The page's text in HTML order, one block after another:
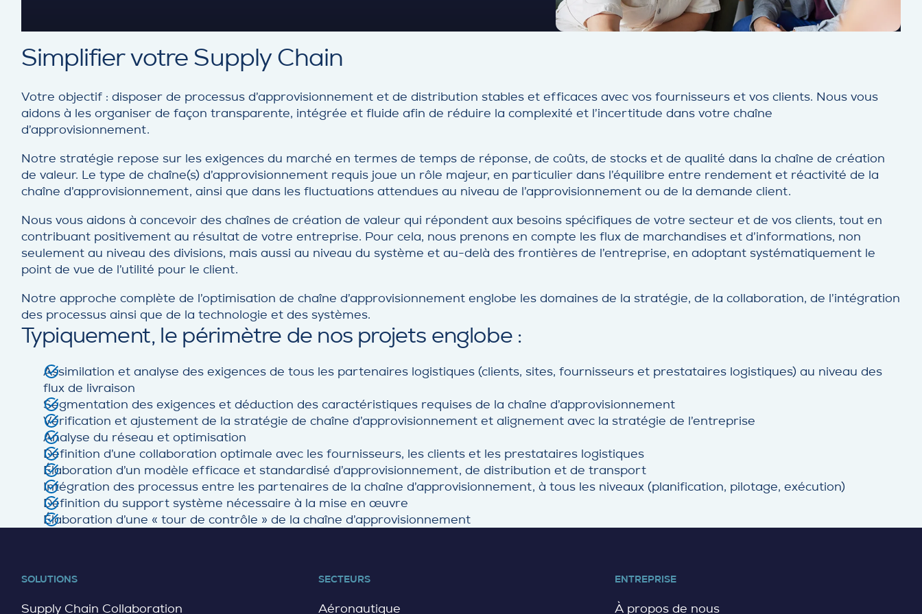
Simplifier votre Supply Chain
Votre objectif : disposer de processus d’approvisionnement et de distribution stables et efficaces avec vos fournisseurs et vos clients. Nous vous
aidons à les organiser de façon transparente, intégrée et fluide afin de réduire la complexité et l’incertitude dans votre chaîne
d’approvisionnement.
Notre stratégie repose sur les exigences du marché en termes de temps de réponse, de coûts, de stocks et de qualité dans la chaîne de création
de valeur. Le type de chaîne(s) d’approvisionnement requis joue un rôle majeur, en particulier dans l’équilibre entre rendement et réactivité de la
chaîne d’approvisionnement, ainsi que dans les fluctuations attendues au niveau de l’approvisionnement ou de la demande client.
Nous vous aidons à concevoir des chaînes de création de valeur qui répondent aux besoins spécifiques de votre secteur et de vos clients, tout en
contribuant positivement au résultat de votre entreprise. Pour cela, nous prenons en compte les flux de marchandises et d’informations, non
seulement au niveau des divisions, mais aussi au niveau du système et au-delà des frontières de l’entreprise, en adoptant systématiquement le
point de vue de l’utilité pour le client.
Notre approche complète de l’optimisation de chaîne d’approvisionnement englobe les domaines de la stratégie, de la collaboration, de l’intégration
des processus ainsi que de la technologie et des systèmes.
Typiquement, le périmètre de nos projets englobe :
Assimilation et analyse des exigences de tous les partenaires logistiques (clients, sites, fournisseurs et prestataires logistiques) au niveau des
flux de livraison
Segmentation des exigences et déduction des caractéristiques requises de la chaîne d’approvisionnement
Vérification et ajustement de la stratégie de chaîne d’approvisionnement et alignement avec la stratégie de l’entreprise
Analyse du réseau et optimisation
Définition d’une collaboration optimale avec les fournisseurs, les clients et les prestataires logistiques
Élaboration d’un modèle efficace et standardisé d’approvisionnement, de distribution et de transport
Intégration des processus entre les partenaires de la chaîne d’approvisionnement, à tous les niveaux (planification, pilotage, exécution)
Définition du support système nécessaire à la mise en œuvre
Élaboration d’une « tour de contrôle » de la chaîne d’approvisionnement
SOLUTIONS
Supply Chain Collaboration
SECTEURS
Aéronautique
ENTREPRISE
À propos de nous